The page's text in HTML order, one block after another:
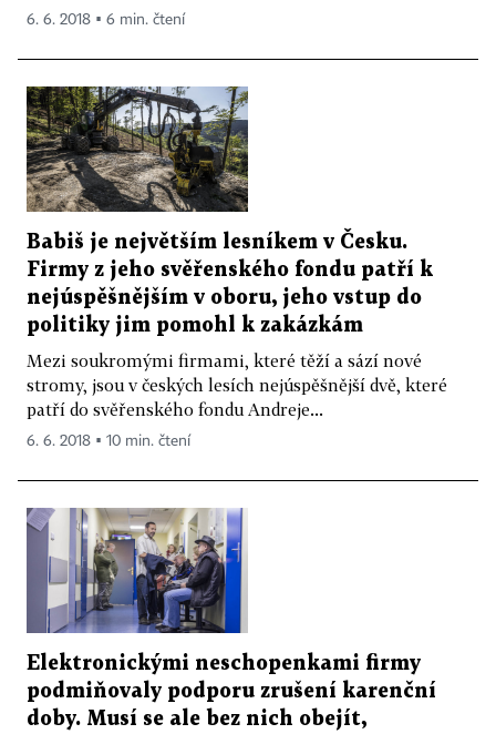
6. 6. 2018 ▪ 6 min. čtení
Babiš je největším lesníkem v Česku.
Firmy z jeho svěřenského fondu patří k
nejúspěšnějším v oboru, jeho vstup do
politiky jim pomohl k zakázkám
Mezi soukromými firmami, které těží a sází nové
stromy, jsou v českých lesích nejúspěšnější dvě, které
patří do svěřenského fondu Andreje...
6. 6. 2018 ▪ 10 min. čtení
Elektronickými neschopenkami firmy
podmiňovaly podporu zrušení karenční
doby. Musí se ale bez nich obejít,